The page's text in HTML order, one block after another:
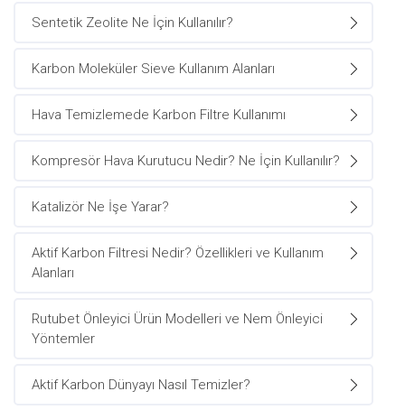
Sentetik Zeolite Ne İçin Kullanılır?
Karbon Moleküler Sieve Kullanım Alanları
Hava Temizlemede Karbon Filtre Kullanımı
Kompresör Hava Kurutucu Nedir? Ne İçin Kullanılır?
Katalizör Ne İşe Yarar?
Aktif Karbon Filtresi Nedir? Özellikleri ve Kullanım
Alanları
Rutubet Önleyici Ürün Modelleri ve Nem Önleyici
Yöntemler
Aktif Karbon Dünyayı Nasıl Temizler?